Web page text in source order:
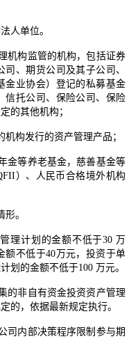
人单位。
机构监管的机构，包括证券
、期货公司及其子公司、
金业协会）登记的私募基金
信托公司、保险公司、保险
的其他机构；
机构发行的资产管理产品；
金等养老基金，慈善基金等
）、人民币合格境外机构
。
理计划的金额不低于30 万
额不低于40万元，投资于单
划的金额不低于100 万元。
的非自有资金投资资产管理
的，依据最新规定执行。
司内部决策程序限制参与期